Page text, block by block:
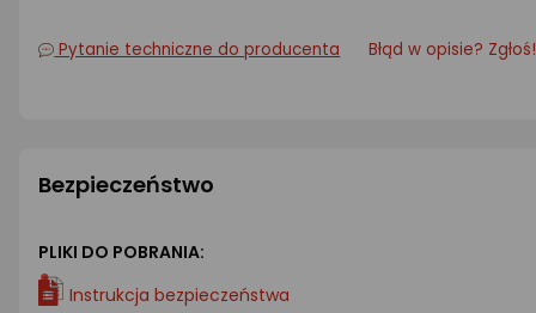
Pytanie techniczne do producenta Błąd w opisie? Zgłoś!
Bezpieczeństwo
PLIKI DO POBRANIA:
Instrukcja bezpieczeństwa